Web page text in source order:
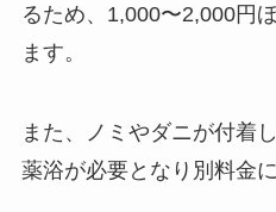
るため、1,000〜2,000円
ます。
また、ノミやダニが付着
薬浴が必要となり別料金